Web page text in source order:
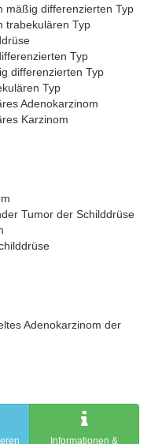
mäßig differenzierten Typ
trabekulären Typ
Typ
differenzierten Typ
Typ
Adenokarzinom
Karzinom
Tumor der Schilddrüse
Adenokarzinom der
Informationen &